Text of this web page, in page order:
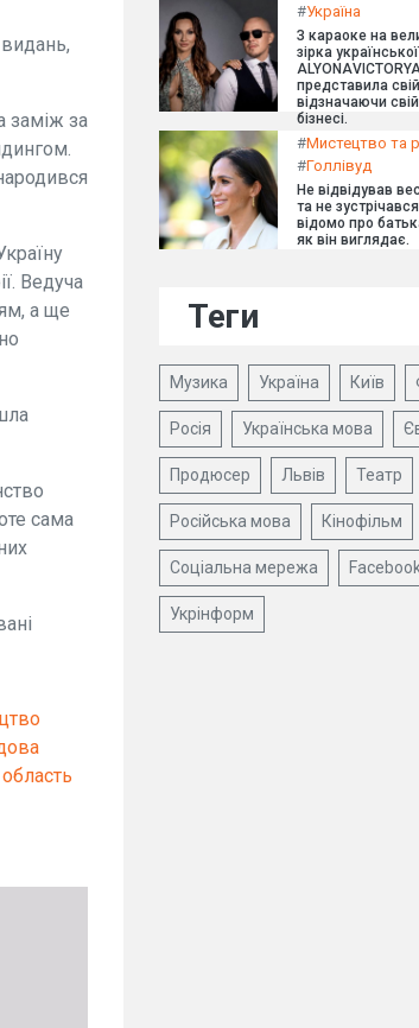
заміж за
Ведуча
а ще
сама
#Україна
З караоке на
зірка
представила
відзначаючи
бізнесі.
#Мистецтво та
#Голлівуд
Не відвідував
та не
відомо про
як він виглядає.
Теги
Музика Україна Київ
Росія Українська мова
Продюсер Львів Театр
Російська мова Кінофільм
Соціальна мережа
Укрінформ